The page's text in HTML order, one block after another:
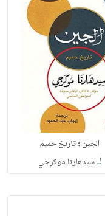
الجين ؛ تاريخ حميم
لـسيدهارتا موكرجي